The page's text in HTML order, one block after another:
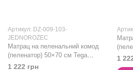
Артикул: DZ-009-103-
JEDNOROŻEC
Матрац на пеленальний комод
(пеленатор) 50×70 см Tega
Baby Дикий Захід: Єдиноріг з
1 222 грн
Baby
1